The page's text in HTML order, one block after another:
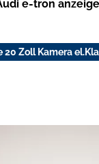
e-tron
20 Zoll Kamera